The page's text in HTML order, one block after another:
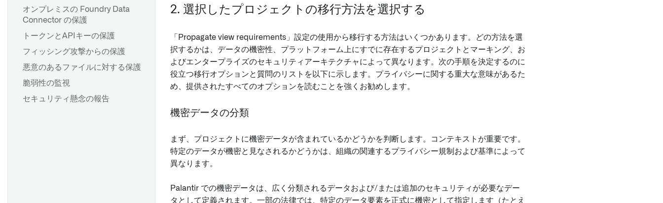
を使用する
FAQ
オンプレミスの Foundry Data
Connector の保護
トークンとAPIキーの保護
フィッシング攻撃からの保護
悪意のあるファイルに対する保護
脆弱性の監視
セキュリティ懸念の報告
2. 選択したプロジェクトの移行方法を選択する
「Propagate view requirements」設定の使用から移行する方法はいくつかあります。どの方法を選
択するかは、データの機密性、プラットフォーム上にすでに存在するプロジェクトとマーキング、お
よびエンタープライズのセキュリティアーキテクチャによって異なります。次の手順を決定するのに
役立つ移行オプションと質問のリストを以下に示します。プライバシーに関する重大な意味があるた
め、提供されたすべてのオプションを読むことを強くお勧めします。
機密データの分類
まず、プロジェクトに機密データが含まれているかどうかを判断します。コンテキストが重要です。
特定のデータが機密と見なされるかどうかは、組織の関連するプライバシー規制および基準によって
異なります。
Palantir での機密データは、広く分類されるデータおよび/または追加のセキュリティが必要なデー
タとして定義されます。一部の法律では、特定のデータ要素を正式に機密として指定します（たとえ